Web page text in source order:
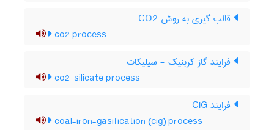
قالب گیری به روش CO2
co2 process
فرایند گاز کربنیک - سیلیکات
co2-silicate process
فرایند CIG
coal-iron-gasification (cig) process